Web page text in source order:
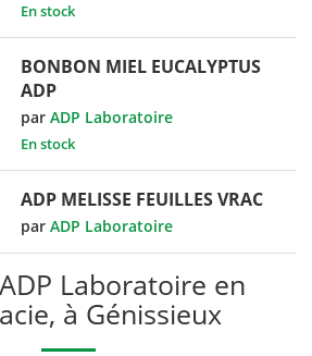
En stock
BONBON MIEL EUCALYPTUS
ADP
parADP Laboratoire
En stock
ADP MELISSE FEUILLES VRAC
parADP Laboratoire
Laboratoire en
à Génissieux